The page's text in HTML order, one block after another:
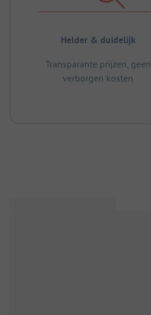
Helder & duidelijk
Transparante prijzen, geen
verborgen kosten